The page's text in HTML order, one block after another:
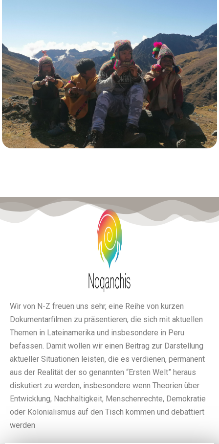
Wir von N-Z freuen uns sehr, eine Reihe von kurzen
Dokumentarfilmen zu präsentieren, die sich mit aktuellen
Themen in Lateinamerika und insbesondere in Peru
befassen. Damit wollen wir einen Beitrag zur Darstellung
aktueller Situationen leisten, die es verdienen, permanent
aus der Realität der so genannten “Ersten Welt” heraus
diskutiert zu werden, insbesondere wenn Theorien über
Entwicklung, Nachhaltigkeit, Menschenrechte, Demokratie
oder Kolonialismus auf den Tisch kommen und debattiert
werden